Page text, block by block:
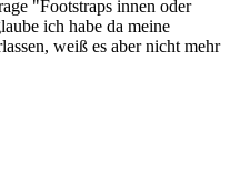
"Footstraps innen oder
ich habe da meine
weiß es aber nicht mehr